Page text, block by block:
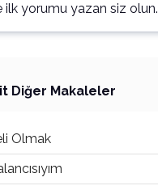
ilk yorumu yazan siz olun.
Diğer Makaleler
Olmak